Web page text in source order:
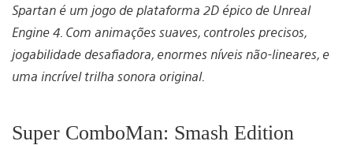
Spartan é um jogo de plataforma 2D épico de Unreal
Engine 4. Com animações suaves, controles precisos,
jogabilidade desafiadora, enormes níveis não-lineares, e
uma incrível trilha sonora original.
Super ComboMan: Smash Edition